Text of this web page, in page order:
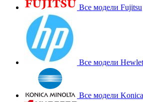
Все модели Fujitsu
Все модели
Все модели